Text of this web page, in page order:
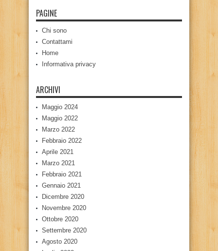
PAGINE
Chi sono
Contattami
Home
Informativa privacy
ARCHIVI
Maggio 2024
Maggio 2022
Marzo 2022
Febbraio 2022
Aprile 2021
Marzo 2021
Febbraio 2021
Gennaio 2021
Dicembre 2020
Novembre 2020
Ottobre 2020
Settembre 2020
Agosto 2020